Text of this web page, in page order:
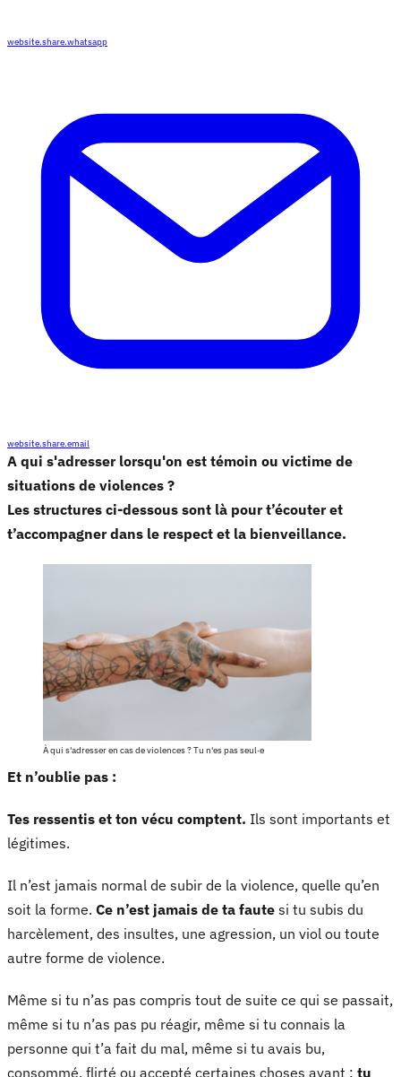
website.share.whatsapp
website.share.email
A qui s'adresser lorsqu'on est témoin ou victime de
situations de violences ?
Les structures ci-dessous sont là pour t’écouter et
t’accompagner dans le respect et la bienveillance.
À qui s'adresser en cas de violences ? Tu n'es pas seul‧e
Et n’oublie pas :
Tes ressentis et ton vécu comptent. Ils sont importants et
légitimes.
Il n’est jamais normal de subir de la violence, quelle qu’en
soit la forme. Ce n’est jamais de ta faute si tu subis du
harcèlement, des insultes, une agression, un viol ou toute
autre forme de violence.
Même si tu n’as pas compris tout de suite ce qui se passait,
même si tu n’as pas pu réagir, même si tu connais la
personne qui t’a fait du mal, même si tu avais bu,
consommé, flirté ou accepté certaines choses avant : tu